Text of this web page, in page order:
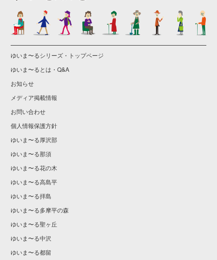
ゆいま〜るシリーズ・トップページ
ゆいま〜るとは・Q&A
お知らせ
メディア掲載情報
お問い合わせ
個人情報保護方針
ゆいま〜る厚沢部
ゆいま〜る那須
ゆいま〜る花の木
ゆいま〜る高島平
ゆいま〜る拝島
ゆいま〜る多摩平の森
ゆいま〜る聖ヶ丘
ゆいま〜る中沢
ゆいま〜る都留